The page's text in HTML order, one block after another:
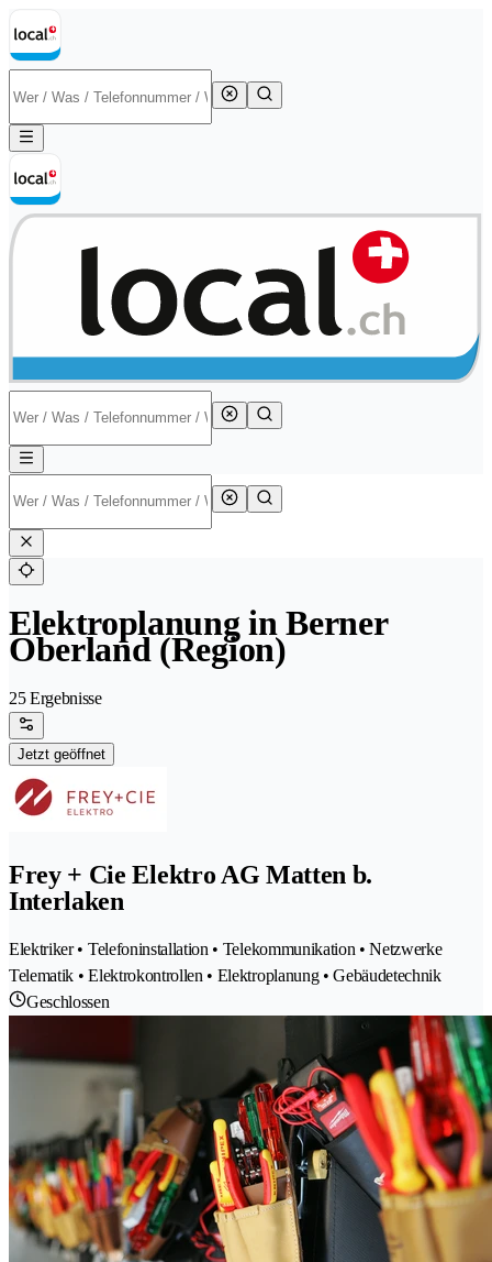
Elektroplanung in Berner
Oberland (Region)
25 Ergebnisse
Jetzt geöffnet
Frey + Cie Elektro AG Matten b.
Interlaken
Elektriker • Telefoninstallation • Telekommunikation • Netzwerke
Telematik • Elektrokontrollen • Elektroplanung • Gebäudetechnik
Geschlossen